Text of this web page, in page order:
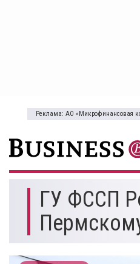
Реклама: АО «Микрофинансовая
ГУ ФССП